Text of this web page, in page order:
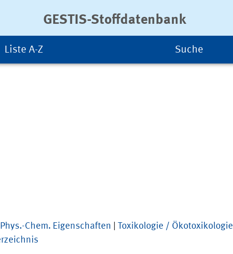
GESTIS-Stoffdatenbank
Liste A-Z Suche
Phys.-Chem. Eigenschaften Toxikologie / Ökotoxikologie